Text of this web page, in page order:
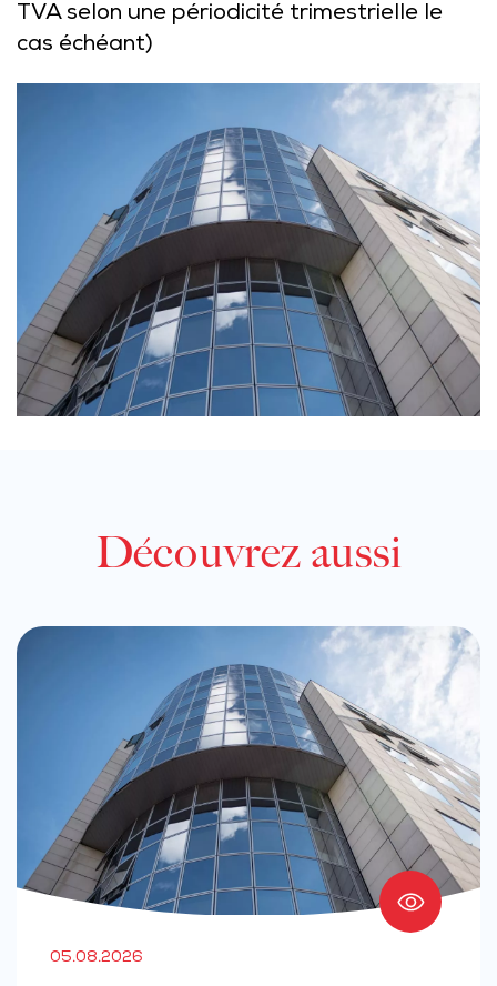
TVA selon une périodicité trimestrielle le
cas échéant)
Découvrez aussi
05.08.2026